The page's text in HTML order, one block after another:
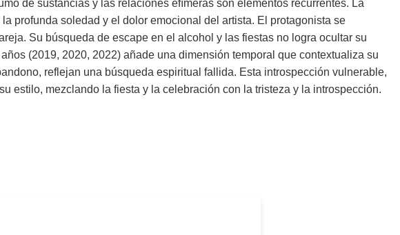
de sustancias y las relaciones efímeras son elementos recurrentes. La
profunda soledad y el dolor emocional del artista. El protagonista se
Su búsqueda de escape en el alcohol y las fiestas no logra ocultar su
(2019, 2020, 2022) añade una dimensión temporal que contextualiza su
reflejan una búsqueda espiritual fallida. Esta introspección vulnerable,
estilo, mezclando la fiesta y la celebración con la tristeza y la introspección.